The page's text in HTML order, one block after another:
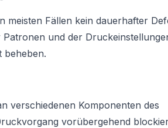
meisten Fällen kein dauerhafter
und der
beheben.
verschiedenen Komponenten des
vorübergehend